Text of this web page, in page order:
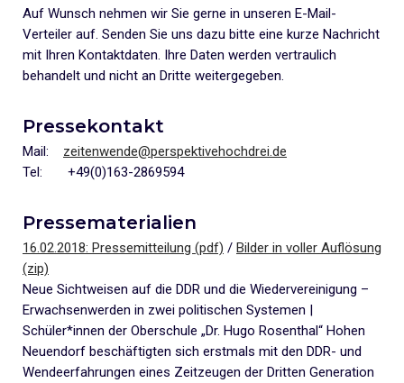
Auf Wunsch nehmen wir Sie gerne in unseren E-Mail-
Verteiler auf. Senden Sie uns dazu bitte eine kurze Nachricht
mit Ihren Kontaktdaten. Ihre Daten werden vertraulich
behandelt und nicht an Dritte weitergegeben.
Pressekontakt
Mail: zeitenwende@perspektivehochdrei.de
Tel: +49(0)163-2869594
Pressematerialien
16.02.2018: Pressemitteilung (pdf) / Bilder in voller Auflösung
(zip)
Neue Sichtweisen auf die DDR und die Wiedervereinigung –
Erwachsenwerden in zwei politischen Systemen |
Schüler*innen der Oberschule „Dr. Hugo Rosenthal“ Hohen
Neuendorf beschäftigten sich erstmals mit den DDR- und
Wendeerfahrungen eines Zeitzeugen der Dritten Generation